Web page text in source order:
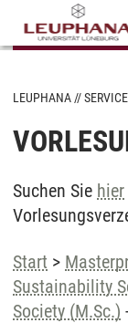
LEUPHANA SERVICE
Suchen Sie hier
Start >
Sustainability
Society (M.Sc.)